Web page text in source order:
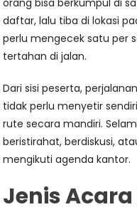
orang bisa berkumpul di
daftar, lalu tiba di lokasi
perlu mengecek satu per
tertahan di jalan.
Dari sisi peserta,
tidak perlu menyetir
rute secara mandiri.
beristirahat, berdiskusi,
mengikuti agenda kantor.
Jenis